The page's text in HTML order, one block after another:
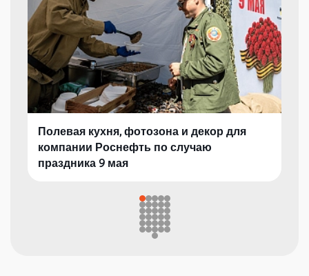
Полевая кухня, фотозона и декор для
компании Роснефть по случаю
праздника 9 мая